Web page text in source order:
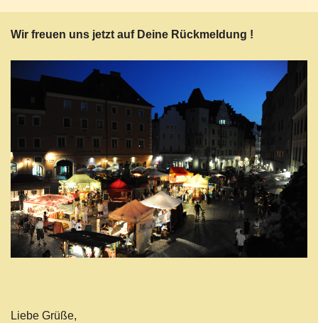
Wir freuen uns jetzt auf Deine Rückmeldung !
Liebe Grüße,